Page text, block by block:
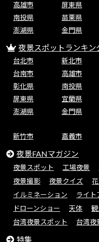
高雄市
屏東県
南投県
苗栗県
澎湖県
金門県
夜景スポットランキン
台北市 新北市
台南市
高雄市
彰化県
南投県
屏東県
宜蘭県
澎湖県
金門県
新竹市 嘉義市
夜景FANマガジン
夜景スポット 工場夜景
夜景撮影
夜景クイズ
イルミネーション
ライト
ドローンショー
天体
台湾夜景スポット
台湾夜
特集